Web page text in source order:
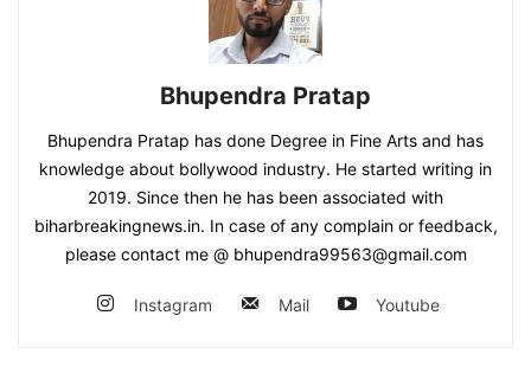
Bhupendra Pratap
Bhupendra Pratap has done Degree in Fine Arts and has
knowledge about bollywood industry. He started writing in
2019. Since then he has been associated with
biharbreakingnews.in. In case of any complain or feedback,
please contact me @ bhupendra99563@gmail.com
Instagram Mail Youtube